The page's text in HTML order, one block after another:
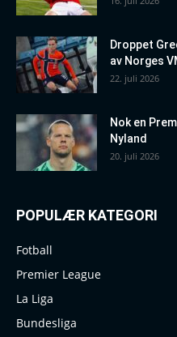
Droppet
av Norges
22. juli 2026
Nok en
Nyland
20. juli 2026
POPULÆR KATEGORI
Fotball
Premier League
La Liga
Bundesliga